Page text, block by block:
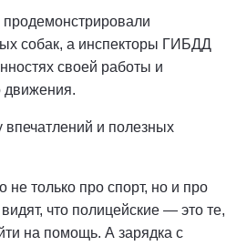
продемонстрировали
собак, а инспекторы ГИБДД
своей работы и
движения.
впечатлений и полезных
не только про спорт, но и про
что полицейские — это те,
на помощь. А зарядка с